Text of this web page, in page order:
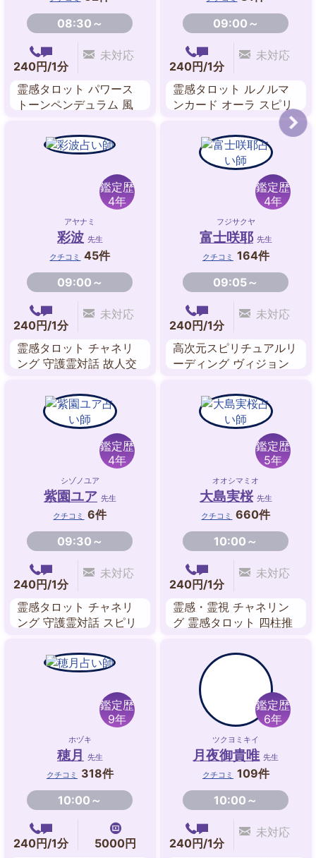
08:30～
240円/1分
未対応
霊感タロット パワース
トーンペンデュラム 風
09:00～
240円/1分
未対応
霊感タロット ルノルマ
ンカード オーラ スピリ
チュアルヒーリング チ
ャネリング
鑑定歴
4年
アヤナミ
彩波 先生
クチコミ
45件
09:00～
240円/1分
未対応
霊感タロット チャネリ
ング 守護霊対話 故人交
ルマンカード
鑑定歴
4年
フジサクヤ
富士咲耶 先生
クチコミ 164件
09:05～
240円/1分
未対応
高次元スピリチュアルリ
ーディング ヴィジョン
リング 祈願・祈祷 霊感
タロット ヒーリング
鑑定歴
4年
シゾノユア
紫園ユア 先生
クチコミ
6件
09:30～
240円/1分
未対応
霊感タロット チャネリ
ング 守護霊対話 スピリ
ペンジュラム・ダウジン
グ 魔術 縁結びヒーリン
鑑定歴
5年
オオシマミオ
大島実桜 先生
クチコミ
660件
10:00～
240円/1分
未対応
霊感・霊視 チャネリン
グ 霊感タロット 四柱推
タロット
鑑定歴
9年
ホヅキ
穂月 先生
クチコミ
318件
10:00～
240円/1分
5000円
鑑定歴
6年
ツクヨミキイ
月夜御貴唯 先生
クチコミ 109件
10:00～
240円/1分
未対応